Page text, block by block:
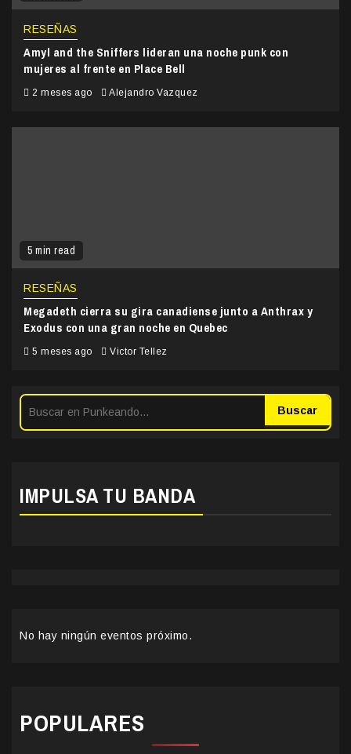
RESEÑAS
Amyl and the Sniffers lideran una noche punk con
mujeres al frente en Place Bell
2 meses ago Alejandro Vazquez
5 min read
RESEÑAS
Megadeth cierra su gira canadiense junto a Anthrax y
Exodus con una gran noche en Quebec
5 meses ago Victor Tellez
Buscar
IMPULSA TU BANDA
No hay ningún eventos próximo.
POPULARES